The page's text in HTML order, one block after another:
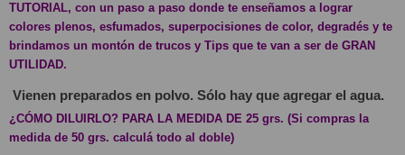
TUTORIAL, con un paso a paso donde te enseñamos a lograr
colores plenos, esfumados, superpocisiones de color, degradés y te
brindamos un montón de trucos y Tips que te van a ser de GRAN
UTILIDAD.
Vienen preparados en polvo. Sólo hay que agregar el agua.
¿CÓMO DILUIRLO? PARA LA MEDIDA DE 25 grs. (Si compras la
medida de 50 grs. calculá todo al doble)